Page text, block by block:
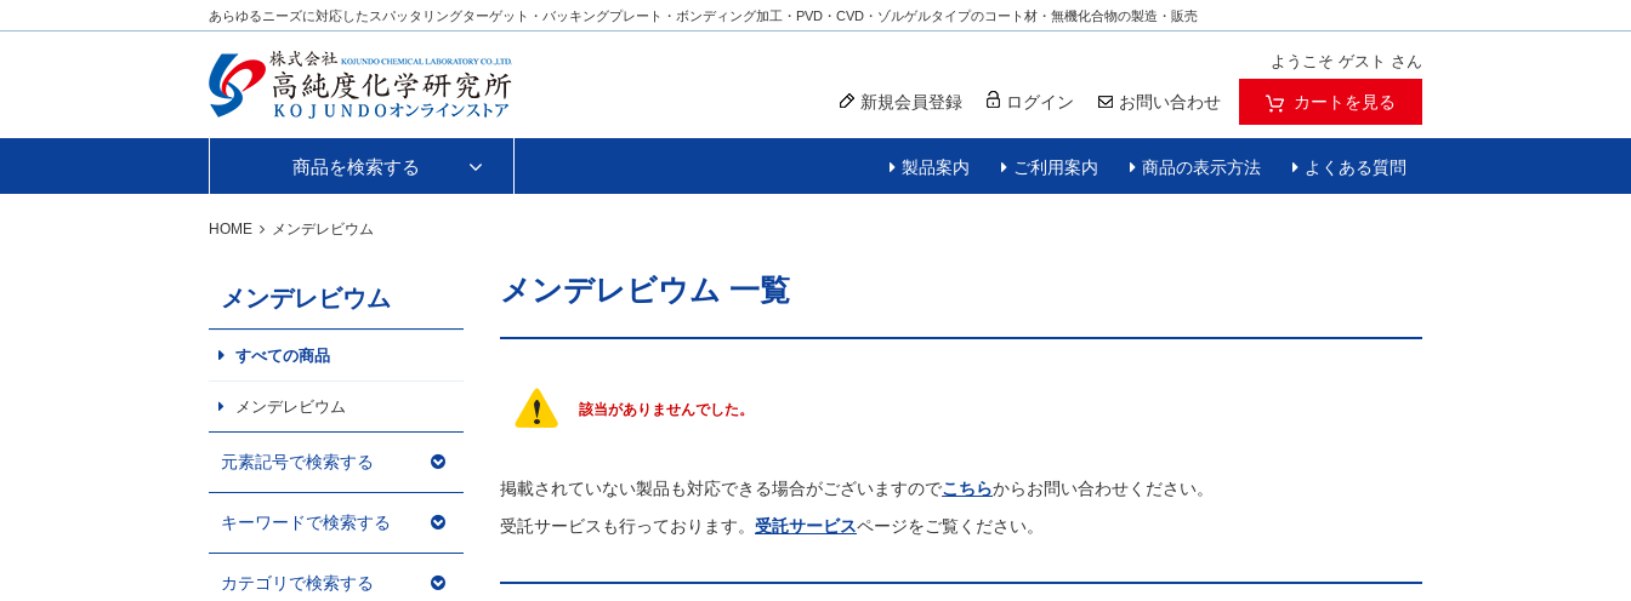
あらゆるニーズに対応したスパッタリングターゲット・バッキングプレート・ボンディング加工・PVD・CVD・ゾルゲルタイプのコート材・無機化合物の製造・販売
ようこそ ゲスト さん
新規会員登録 ログイン お問い合わせ カートを見る
商品を検索する 製品案内 ご利用案内 商品の表示方法 よくある質問
HOME メンデレビウム
メンデレビウム
すべての商品
メンデレビウム
元素記号で検索する
キーワードで検索する
カテゴリで検索する
メンデレビウム 一覧
該当がありませんでした。
掲載されていない製品も対応できる場合がございますのでこちらからお問い合わせください。
受託サービスも行っております。 受託サービスページをご覧ください。